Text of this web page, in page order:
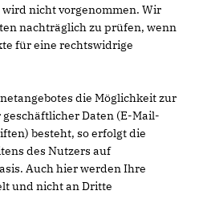
nicht vorgenommen. Wir
nachträglich zu prüfen, wenn
für eine rechtswidrige
die Möglichkeit zur
Daten (E-Mail-
besteht, so erfolgt die
des Nutzers auf
Auch hier werden Ihre
und nicht an Dritte